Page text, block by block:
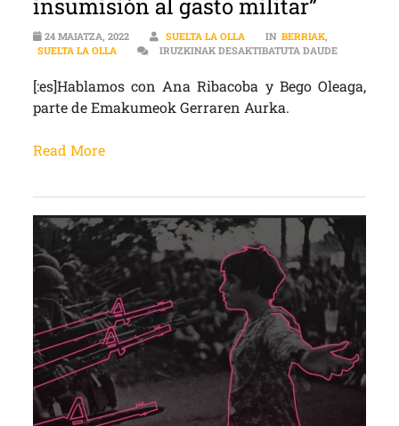
insumisión al gasto militar”
24 MAIATZA, 2022 SUELTA LA OLLA IN BERRIAK,
SUELTA LA OLLA
IRUZKINAK DESAKTIBATUTA DAUDE
[:es]Hablamos con Ana Ribacoba y Bego Oleaga,
parte de Emakumeok Gerraren Aurka.
Read More